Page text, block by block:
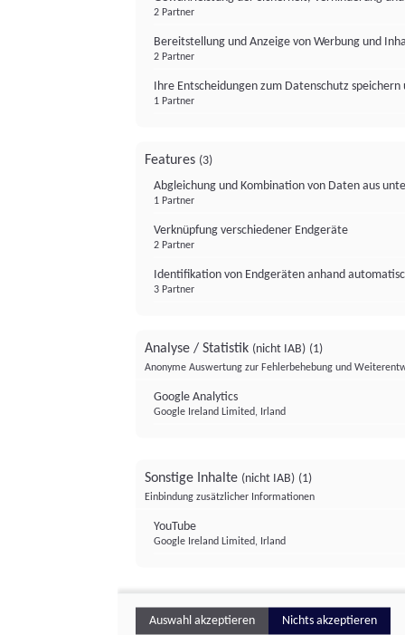
2 Partner
Bereitstellung und Anzeige von Werbung und
2 Partner
Ihre Entscheidungen zum Datenschutz
1 Partner
Features (3)
Abgleichung und Kombination von Daten aus
1 Partner
Verknüpfung verschiedener Endgeräte
2 Partner
Identifikation von Endgeräten anhand
3 Partner
Analyse / Statistik (nicht IAB) (1)
Anonyme Auswertung zur Fehlerbehebung und
Google Analytics
Google Ireland Limited, Irland
Sonstige Inhalte (nicht IAB) (1)
Einbindung zusätzlicher Informationen
YouTube
Google Ireland Limited, Irland
Auswahl akzeptieren Nichts akzeptieren